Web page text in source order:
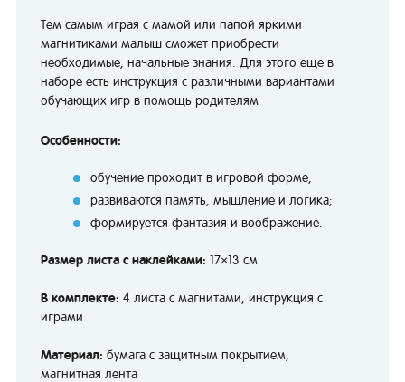
Тем самым играя с мамой или папой яркими
магнитиками малыш сможет приобрести
необходимые, начальные знания. Для этого еще в
наборе есть инструкция с различными вариантами
обучающих игр в помощь родителям
Особенности:
обучение проходит в игровой форме;
развиваются память, мышление и логика;
формируется фантазия и воображение.
Размер листа с наклейками: 17×13 см
В комплекте: 4 листа с магнитами, инструкция с
играми
Материал: бумага с защитным покрытием,
магнитная лента